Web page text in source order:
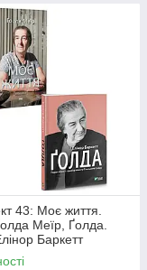
43: Моє життя.
Меїр, Ґолда.
Баркетт